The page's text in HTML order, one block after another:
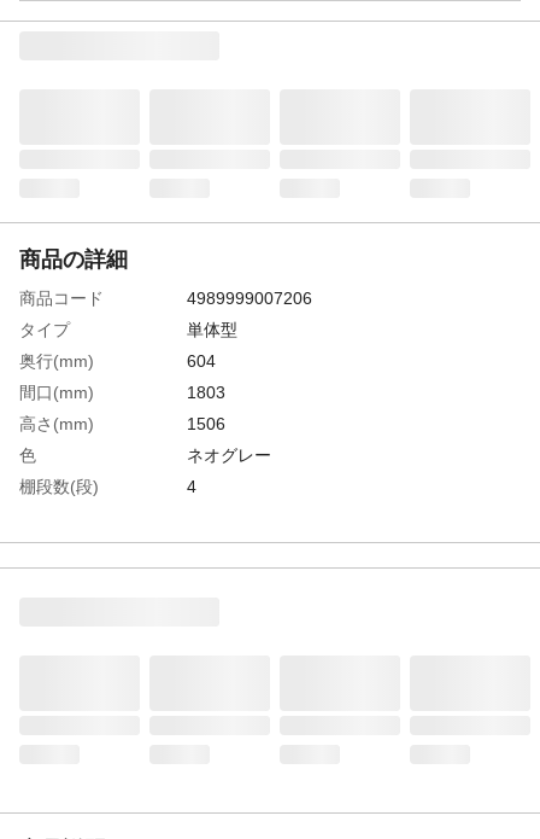
商品の詳細
商品コード
4989999007206
タイプ
単体型
奥行(mm)
604
間口(mm)
1803
高さ(mm)
1506
色
ネオグレー
棚段数(段)
4
棚板調整ピッチ(mm) 25